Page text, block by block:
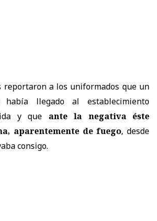
reportaron a los uniformados que un
había llegado al establecimiento
y que ante la negativa éste
aparentemente de fuego, desde
consigo.